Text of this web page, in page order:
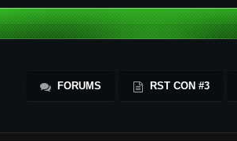
FORUMS RST CON #3